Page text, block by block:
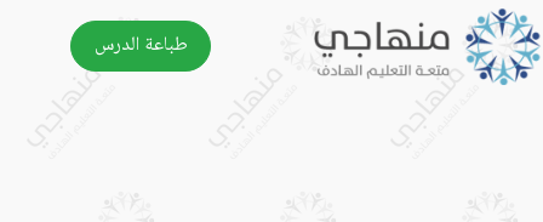
طباعة الدرس